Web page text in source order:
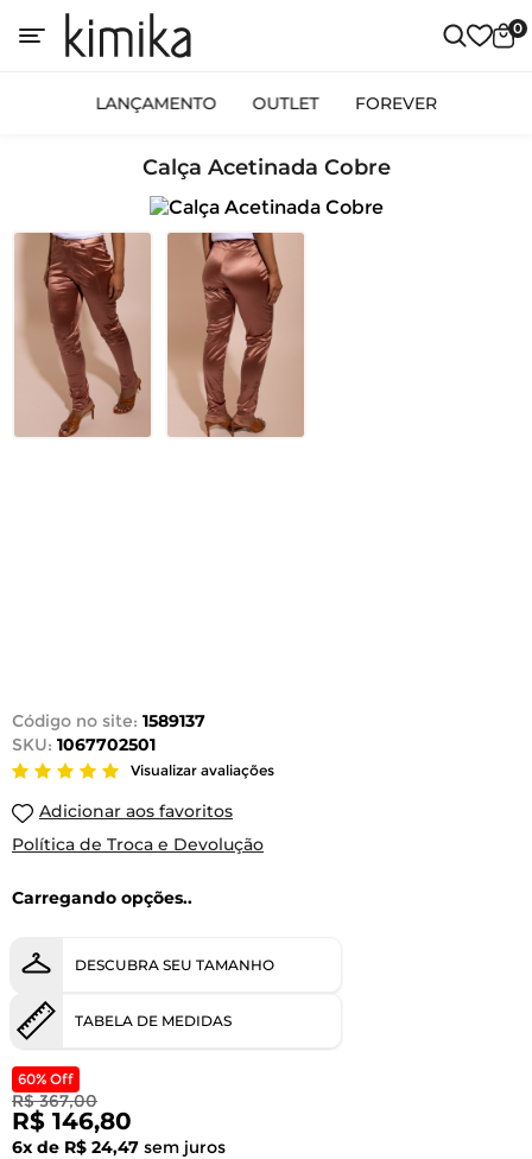
0
LANÇAMENTO OUTLET FOREVER
Calça Acetinada Cobre
Código no site: 1589137
SKU: 1067702501
Visualizar avaliações
Adicionar aos favoritos
Política de Troca e Devolução
Carregando opções..
DESCUBRA SEU TAMANHO
TABELA DE MEDIDAS
60% Off
R$ 367,00
R$ 146,80
6x de R$ 24,47 sem juros